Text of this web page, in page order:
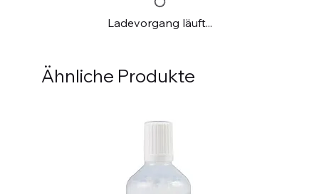
Ladevorgang läuft...
Ähnliche Produkte